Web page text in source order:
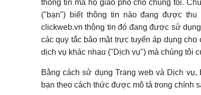
thông tin mà họ giao phó cho chúng tôi.
("bạn") biết thông tin nào đang được
clickweb.vn thông tin đó đang được sử
các quy tắc bảo mật trực tuyến áp dụng
dịch vụ khác nhau ("Dịch vụ") mà chúng tôi
Bằng cách sử dụng Trang web và Dịch
bạn theo cách thức được mô tả trong chính